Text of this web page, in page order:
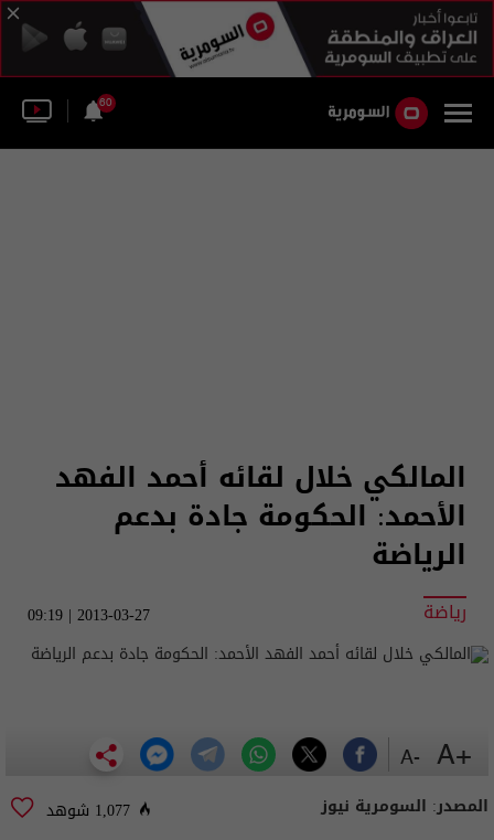
60
المالكي خلال لقائه أحمد الفهد
الأحمد: الحكومة جادة بدعم
الرياضة
رياضة 2013-03-27 | 09:19
المصدر: السومرية نيوز 1,077 شوهد
+A
-A